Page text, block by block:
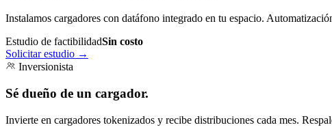
Instalamos cargadores con datáfono integrado en tu espacio.
Estudio de factibilidadSin costo
Solicitar estudio →
Inversionista
Sé dueño de un cargador.
Invierte en cargadores tokenizados y recibe distribuciones cada mes.